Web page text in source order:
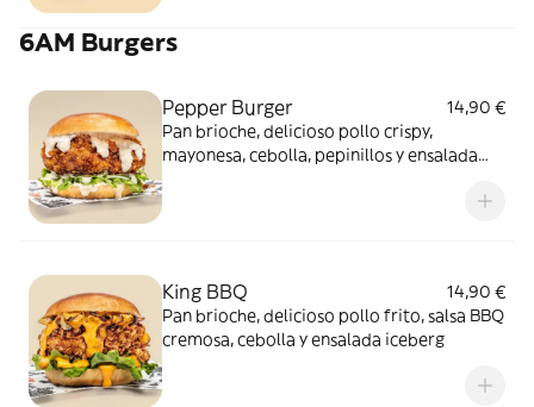
6AM Burgers
Pepper Burger
14,90 €
Pan brioche, delicioso pollo crispy,
mayonesa, cebolla, pepinillos y ensalada
King BBQ
14,90 €
Pan brioche, delicioso pollo frito, salsa BBQ
cremosa, cebolla y ensalada iceberg